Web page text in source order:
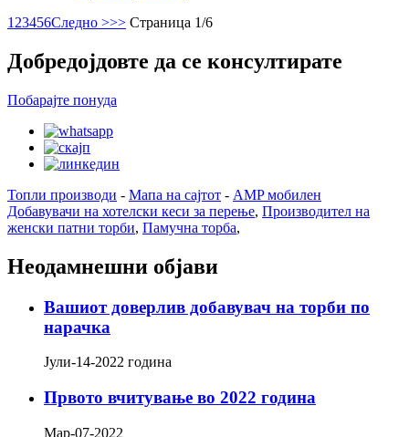
1 23456Следно >>> Страница 1/6
Добредојдовте да се консултирате
Побарајте понуда
Топли производи - Мапа на сајтот - AMP мобилен
Добавувачи на хотелски кеси за перење, Производител на
женски патни торби, Памучна торба,
Неодамнешни објави
Вашиот доверлив добавувач на торби по
нарачка
Јули-14-2022 година
Првото вчитување во 2022 година
Мар-07-2022